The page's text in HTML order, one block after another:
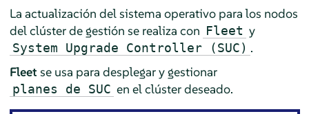
La actualización del sistema operativo para los nodos
del clúster de gestión se realiza con Fleet y
System Upgrade Controller (SUC) .
Fleet se usa para desplegar y gestionar
planes de SUC en el clúster deseado.